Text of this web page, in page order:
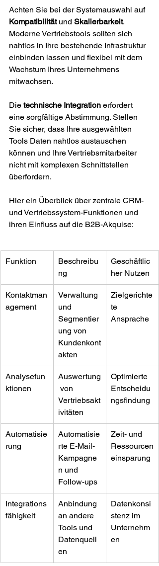
Achten Sie bei der Systemauswahl auf
Kompatibilität und Skalierbarkeit.
Moderne Vertriebstools sollten sich
nahtlos in Ihre bestehende Infrastruktur
einbinden lassen und flexibel mit dem
Wachstum Ihres Unternehmens
mitwachsen.
Die technische Integration erfordert
eine sorgfältige Abstimmung. Stellen
Sie sicher, dass Ihre ausgewählten
Tools Daten nahtlos austauschen
können und Ihre Vertriebsmitarbeiter
nicht mit komplexen Schnittstellen
überfordern.
Hier ein Überblick über zentrale CRM-
und Vertriebssystem-Funktionen und
ihren Einfluss auf die B2B-Akquise:
Funktion
Beschreibu
ng
Geschäftlic
her Nutzen
Kontaktman
agement
Verwaltung
und
Segmentier
ung von
Kundenkont
akten
Zielgerichte
te
Ansprache
Analysefun
ktionen
Auswertung
von
Vertriebsakt
ivitäten
Optimierte
Entscheidu
ngsfindung
Automatisie
rung
Automatisie
rte E-Mail-
Kampagne
n und
Follow-ups
Zeit- und
Ressourcen
einsparung
Integrations
fähigkeit
Anbindung
an andere
Tools und
Datenquell
en
Datenkonsi
stenz im
Unternehm
en